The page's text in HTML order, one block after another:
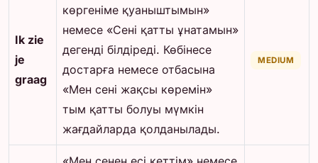
Ik zie
je
graag
көргеніме қуаныштымын»
немесе «Сені қатты ұнатамын»
дегенді білдіреді. Көбінесе
достарға немесе отбасына
«Мен сені жақсы көремін»
тым қатты болуы мүмкін
жағдайларда қолданылады.
MEDIUM